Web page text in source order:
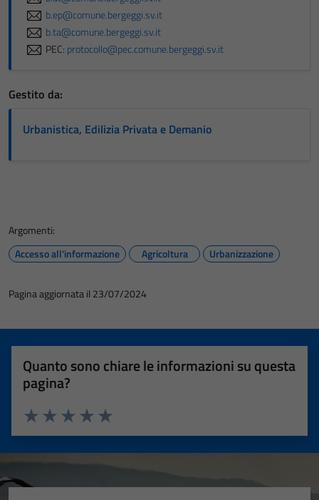
b.ep@comune.bergeggi.sv.it
b.ta@comune.bergeggi.sv.it
PEC: protocollo@pec.comune.bergeggi.sv.it
Gestito da:
Urbanistica, Edilizia Privata e Demanio
Argomenti:
Accesso all'informazione
Agricoltura Urbanizzazione
Pagina aggiornata il 23/07/2024
Quanto sono chiare le informazioni su questa
pagina?
Valuta 5 stelle su 5
Valuta 4 stelle su 5
Valuta 3 stelle su 5
Valuta 2 stelle su 5
Valuta 1 stelle su 5